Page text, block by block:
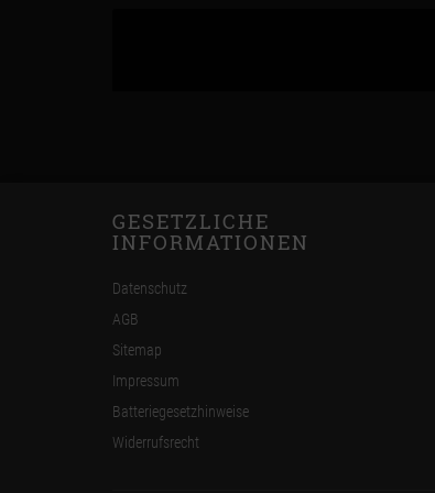
GESETZLICHE
INFORMATIONEN
Datenschutz
AGB
Sitemap
Impressum
Batteriegesetzhinweise
Widerrufsrecht